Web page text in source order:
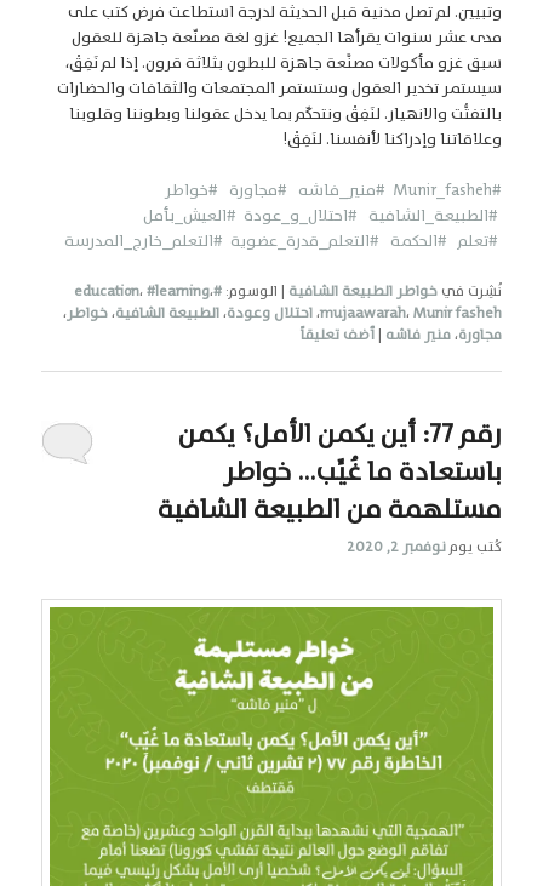
وتبيين. لم تصل مدنية قبل الحديثة لدرجة استطاعت فرض كتب على
مدى عشر سنوات يقرأها الجميع! غزو لغة مصنّعة جاهزة للعقول
سبق غزو مأكولات مصنَّعة جاهزة للبطون بثلاثة قرون. إذا لم نَفِقْ،
سيستمر تخدير العقول وستستمر المجتمعات والثقافات والحضارات
بالتفتُّت والانهيار. لنَفِقْ ونتحكّم بما يدخل عقولنا وبطوننا وقلوبنا
وعلاقاتنا وإدراكنا لأنفسنا. لنَفِقْ!
#Munir_fasheh #منير_فاشه #مجاورة
#خواطر
#الطبيعة_الشافية #احتلال_و_عودة #العيش_بأمل
#تعلم #الحكمة #التعلم_قدرة_عضوية #التعلم_خارج_المدرسة
نُشِرت في خواطر الطبيعة الشافية | الوسوم: #education ،#learning،
mujaawarah،Munir fasheh ،احتلال وعودة،الطبيعة الشافية،خواطر،
مجاورة،منير فاشه |أضف تعليقاً
رقم 77: أين يكمن الأمل؟ يكمن
باستعادة ما غُيِّب… خواطر
مستلهمة من الطبيعة الشافية
كُتب يومنوفمبر 2, 2020